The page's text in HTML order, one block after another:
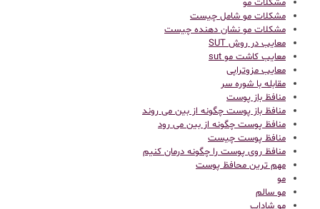
مشکلات مو
مشکلات مو شامل چیست
مشکلات مو نشان دهنده چیست
معایب در روش SUT
معایب کاشت مو sut
معایب مزوتراپی
مقابله با شوره سر
منافظ باز پوست
منافظ باز پوست چگونه از بین می روند
منافظ پوست چگونه از بین می رود
منافظ پوست چیست
منافظ روی پوست را چگونه درمان کنیم
مهم ترین محافظ پوست
مو
مو سالم
مو شاداب